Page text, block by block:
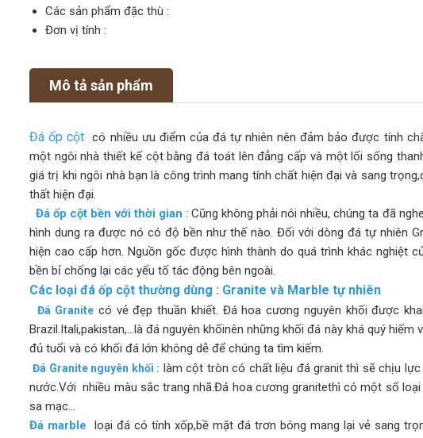
Các sản phẩm đặc thù :
Đơn vị tính :
Mô tả sản phẩm
Đá ốp cột có nhiều ưu điểm của đá tự nhiên nên đảm bảo được tính
một ngôi nhà thiết kế cột bằng đá toát lên đẳng cấp và một lối sống
giá trị khi ngôi nhà bạn là công trình mang tính chất hiện đại và sang
thất hiện đại.
Đá ốp cột bền với thời gian : Cũng không phải nói nhiều, chúng ta đã
hình dung ra được nó có độ bền như thế nào. Đối với dòng đá tự nhiên
hiện cao cấp hơn. Nguồn gốc được hình thành do quá trình khác nghiệt
bền bỉ chống lại các yếu tố tác động bên ngoài.
Các loại đá ốp cột thường dùng : Granite và Marble tự nhiên
Đá Granite có vẻ đẹp thuần khiết. Đá hoa cương nguyên khối được
Brazil.Itali,pakistan,…là đá nguyên khốinên những khối đá này khá quý
đủ tuổi và có khối đá lớn không dễ để chúng ta tìm kiếm.
Đá Granite nguyên khối : làm cột tròn có chất liệu đá granit thì sẽ chịu
nước.Với nhiều màu sắc trang nhã.Đá hoa cương granitethì có một số
sa mạc…
Đá marble
loại đá có tính xốp,bề mặt đá trơn bóng mang lại vẻ sang